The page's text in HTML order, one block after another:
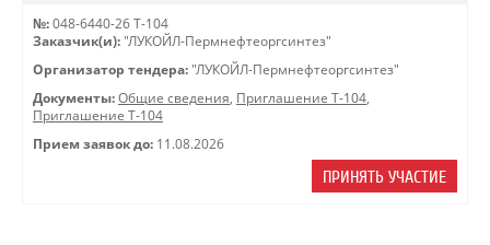
№: 048-6440-26 Т-104
Заказчик(и): "ЛУКОЙЛ-Пермнефтеоргсинтез"
Организатор тендера: "ЛУКОЙЛ-Пермнефтеоргсинтез"
Документы: Общие сведения, Приглашение Т-104,
Приглашение Т-104
Прием заявок до: 11.08.2026
ПРИНЯТЬ УЧАСТИЕ